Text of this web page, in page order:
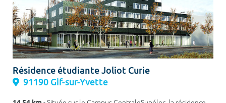
Résidence étudiante Joliot Curie
91190 Gif-sur-Yvette